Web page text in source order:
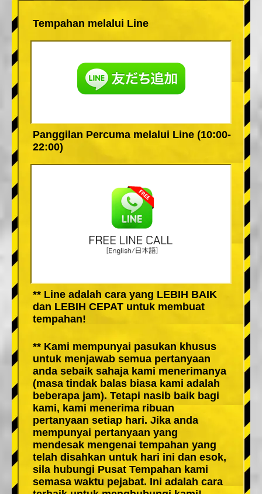
Tempahan melalui Line
Panggilan Percuma melalui Line (10:00-
22:00)
** Line adalah cara yang LEBIH BAIK
dan LEBIH CEPAT untuk membuat
tempahan!
** Kami mempunyai pasukan khusus
untuk menjawab semua pertanyaan
anda sebaik sahaja kami menerimanya
(masa tindak balas biasa kami adalah
beberapa jam). Tetapi nasib baik bagi
kami, kami menerima ribuan
pertanyaan setiap hari. Jika anda
mempunyai pertanyaan yang
mendesak mengenai tempahan yang
telah disahkan untuk hari ini dan esok,
sila hubungi Pusat Tempahan kami
semasa waktu pejabat. Ini adalah cara